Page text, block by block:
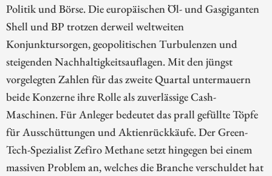
Politik und Börse. Die europäischen Öl- und Gasgiganten
Shell und BP trotzen derweil weltweiten
Konjunktursorgen, geopolitischen Turbulenzen und
steigenden Nachhaltigkeitsauflagen. Mit den jüngst
vorgelegten Zahlen für das zweite Quartal untermauern
beide Konzerne ihre Rolle als zuverlässige Cash-
Maschinen. Für Anleger bedeutet das prall gefüllte Töpfe
für Ausschüttungen und Aktienrückkäufe. Der Green-
Tech-Spezialist Zefiro Methane setzt hingegen bei einem
massiven Problem an, welches die Branche verschuldet hat